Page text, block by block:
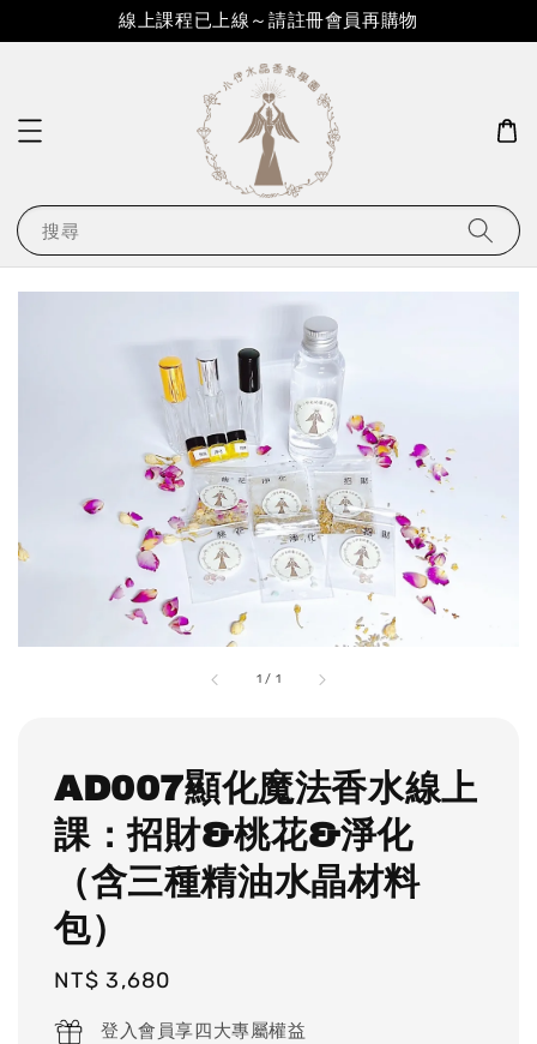
線上課程已上線～請註冊會員再購物
搜尋
1 / 1
AD007顯化魔法香水線上
課：招財&桃花&淨化
（含三種精油水晶材料
包）
Regular
price
NT$ 3,680
登入會員享四大專屬權益